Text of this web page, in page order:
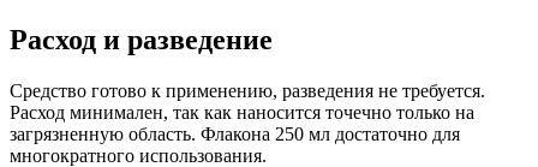
Расход и разведение
Средство готово к применению, разведения не требуется.
Расход минимален, так как наносится точечно только на
загрязненную область. Флакона 250 мл достаточно для
многократного использования.